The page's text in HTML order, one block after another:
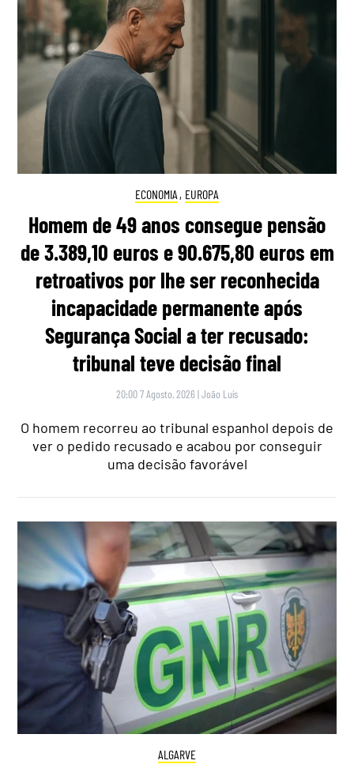
ECONOMIA , EUROPA
Homem de 49 anos consegue pensão
de 3.389,10 euros e 90.675,80 euros em
retroativos por lhe ser reconhecida
incapacidade permanente após
Segurança Social a ter recusado:
tribunal teve decisão final
20:00 7 Agosto, 2026 |João Luís
O homem recorreu ao tribunal espanhol depois de
ver o pedido recusado e acabou por conseguir
uma decisão favorável
ALGARVE